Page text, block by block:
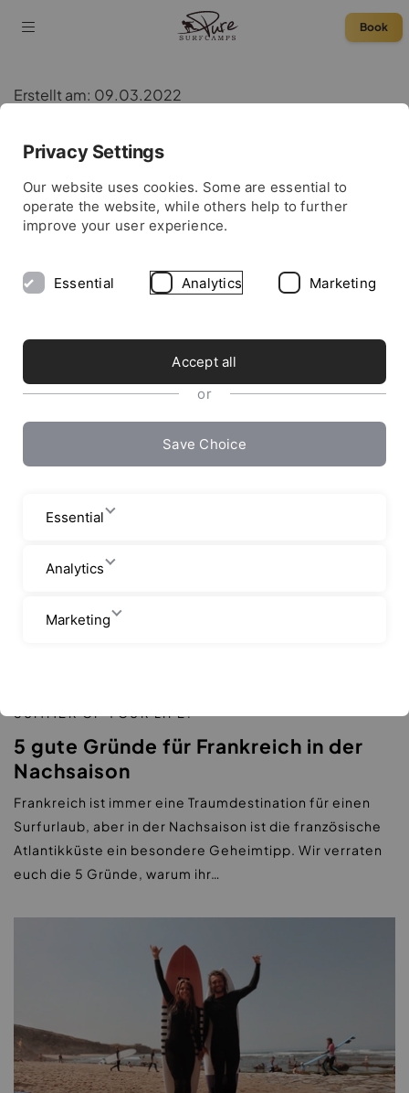
Book
Erstellt am: 09.03.2022
Unsere Blogbeiträge
BLOG
4 Postsaus der Kategorie
"Summer of your Life!"
SUMMER OF YOUR LIFE!
5 gute Gründe für Frankreich in der
Nachsaison
Frankreich ist immer eine Traumdestination für einen
Surfurlaub, aber in der Nachsaison ist die französische
Atlantikküste ein besondere Geheimtipp. Wir verraten
euch die 5 Gründe, warum ihr…
Privacy Settings
Our website uses cookies. Some are essential to
operate the website, while others help to further
improve your user experience.
Essential Analytics Marketing
Accept all
or
Save Choice
Essential
Analytics
Marketing